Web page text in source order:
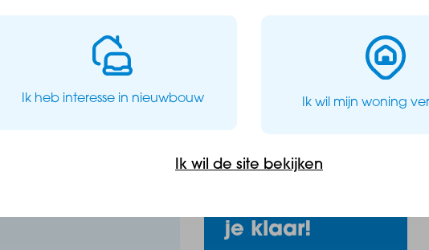
je klaar!
Ik heb interesse in nieuwbouw Ik wil mijn woning
Ik wil de site bekijken